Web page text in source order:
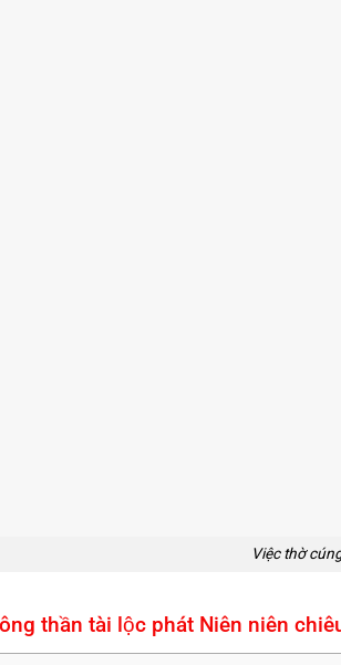
Việc thờ
thần tài lộc phát Niên niên